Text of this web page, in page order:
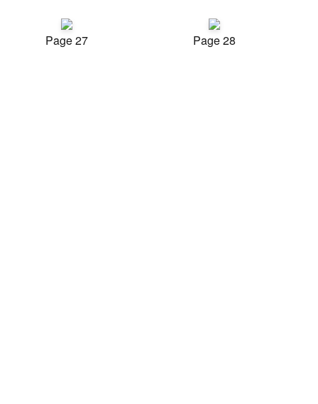
Page 27 Page 28